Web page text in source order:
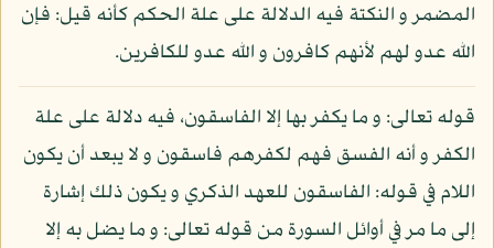
المضمر و النكتة فيه الدلالة على علة الحكم كأنه قيل: فإن
الله عدو لهم لأنهم كافرون و الله عدو للكافرين.
قوله تعالى: و ما يكفر بها إلا الفاسقون، فيه دلالة على علة
الكفر و أنه الفسق فهم لكفرهم فاسقون و لا يبعد أن يكون
اللام في قوله: الفاسقون للعهد الذكري و يكون ذلك إشارة
إلى ما مر في أوائل السورة من قوله تعالى: و ما يضل به إلا